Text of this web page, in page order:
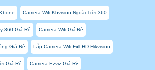
Camera Wifi Kbvision Ngoài Trời 360
360 Giá Rẻ Camera Wifi Giá Rẻ
Giá Rẻ Lắp Camera Wifi Full HD Hikvision
Giá Rẻ Camera Ezviz Giá Rẻ